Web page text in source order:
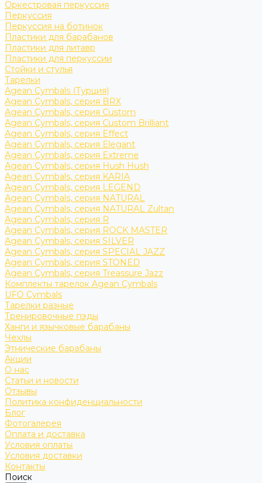
Оркестровая перкуссия
Перкуссия
Перкуссия на ботинок
Пластики для барабанов
Пластики для литавр
Пластики для перкуссии
Стойки и стулья
Тарелки
Agean Cymbals (Турция)
Agean Cymbals, серия BRX
Agean Cymbals, серия Custom
Agean Cymbals, серия Custom Brilliant
Agean Cymbals, серия Effect
Agean Cymbals, серия Elegant
Agean Cymbals, серия Extreme
Agean Cymbals, серия Hush Hush
Agean Cymbals, серия KARIA
Agean Cymbals, серия LEGEND
Agean Cymbals, серия NATURAL
Agean Cymbals, серия NATURAL Zultan
Agean Cymbals, серия R
Agean Cymbals, серия ROCK MASTER
Agean Cymbals, серия SILVER
Agean Cymbals, серия SPECIAL JAZZ
Agean Cymbals, серия STONED
Agean Cymbals, серия Treassure Jazz
Комплекты тарелок Agean Cymbals
UFO Cymbals
Тарелки разные
Тренировочные пэды
Ханги и язычковые барабаны
Чехлы
Этнические барабаны
Акции
О нас
Статьи и новости
Отзывы
Политика конфиденциальности
Блог
Фотогалерея
Оплата и доставка
Условия оплаты
Условия доставки
Контакты
Поиск